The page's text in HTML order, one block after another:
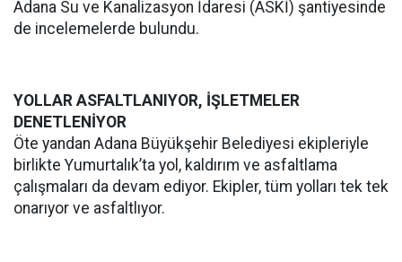
Adana Su ve Kanalizasyon İdaresi (ASKİ) şantiyesinde
de incelemelerde bulundu.
YOLLAR ASFALTLANIYOR, İŞLETMELER
DENETLENİYOR
Öte yandan Adana Büyükşehir Belediyesi ekipleriyle
birlikte Yumurtalık’ta yol, kaldırım ve asfaltlama
çalışmaları da devam ediyor. Ekipler, tüm yolları tek tek
onarıyor ve asfaltlıyor.